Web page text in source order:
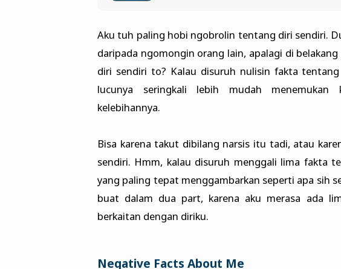
Aku tuh paling hobi ngobrolin tentang diri sendiri.
daripada ngomongin orang lain, apalagi di
diri sendiri to? Kalau disuruh nulisin fakta
lucunya seringkali lebih mudah menemukan
kelebihannya.
Bisa karena takut dibilang narsis itu tadi, atau
sendiri. Hmm, kalau disuruh menggali lima fakta
yang paling tepat menggambarkan seperti apa sih
buat dalam dua part, karena aku merasa ada
berkaitan dengan diriku.
Negative Facts About Me